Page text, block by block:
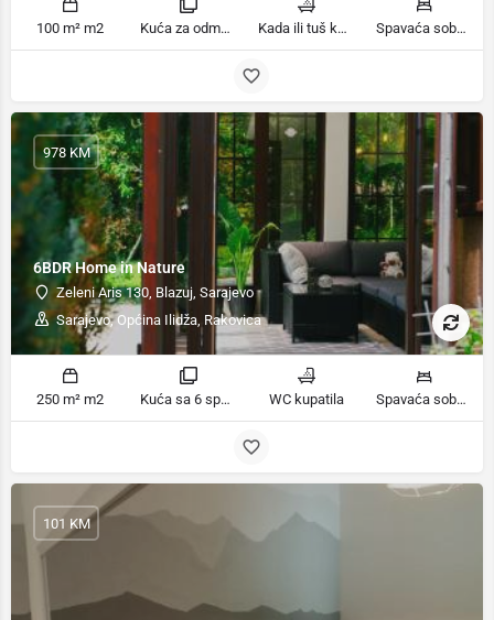
100 m² m2 Kuća za odmor sobe Kada ili tuš kupatila Spavaća soba 1: 1 francuski bračni krevet | Spavaća soba 2: 2 kreveta za jednu osobu | Dnevni boravak: 1 kauč na razvlačenje ležaja
6BDR Home in Nature
Zeleni Aris 130, Blazuj, Sarajevo
Sarajevo, Općina Ilidža, Rakovica
978 KM
250 m² m2 Kuća sa 6 spavaćih soba sobe WC kupatila Spavaća soba 1: 1 veliki bračni krevet | Spavaća soba 2: 2 kreveta za jednu osobu | Spavaća soba 3: 1 veliki bračni krevet | Spavaća soba 4: 1 bračni krevet | Spavaća soba 5: 1 francuski bračni krevet | Spavaća soba 6: 1 krevet za jednu osobu | Dnevni boravak: 1 kauč na razvlačenje ležaja
101 KM